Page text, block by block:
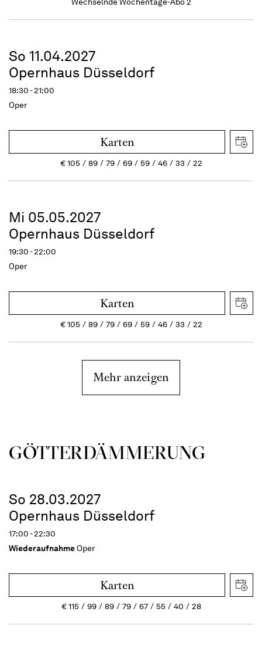
So 11.04.2027
Opernhaus Düsseldorf
18:30 - 21:00
Oper
Karten
€105 89 79 69 59 46 33 22
Mi 05.05.2027
Opernhaus Düsseldorf
19:30 - 22:00
Oper
Karten
€105 89 79 69 59 46 33 22
Mehr anzeigen
GÖTTER­DÄMMERUNG
So 28.03.2027
Opernhaus Düsseldorf
17:00 - 22:30
WiederaufnahmeOper
Karten
€115 99 89 79 67 55 40 28